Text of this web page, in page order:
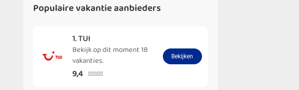
Populaire vakantie aanbieders
1. TUI
Bekijk op dit moment 18
vakanties.
9,4 
Bekijken